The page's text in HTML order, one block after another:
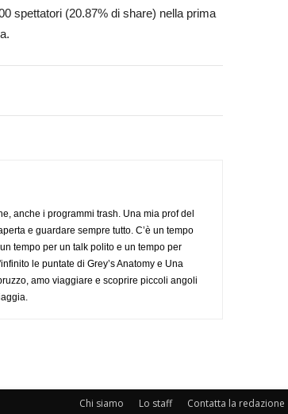
spettatori (20.87% di share) nella prima
anche i programmi trash. Una mia prof del
e guardare sempre tutto. C’è un tempo
tempo per un talk polito e un tempo per
le puntate di Grey’s Anatomy e Una
amo viaggiare e scoprire piccoli angoli
Chi siamo Lo staff Contatta la redazione